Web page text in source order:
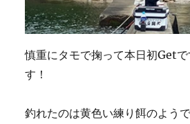
慎重にタモで掬って本日初Get
す！
釣れたのは黄色い練り餌のよう